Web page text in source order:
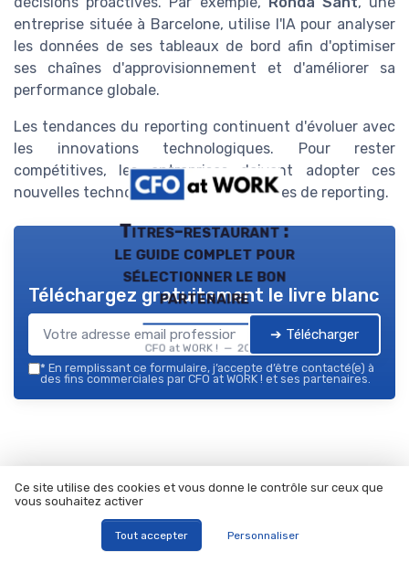
entreprise située à Barcelone, utilise l'IA pour analyser
les données de ses tableaux de bord afin d'optimiser
ses chaînes d'approvisionnement et d'améliorer sa
performance globale.
Les tendances du reporting continuent d'évoluer avec
les innovations technologiques. Pour rester
compétitives, les entreprises doivent adopter ces
nouvelles technologies et méthodologies de reporting.
Titres-restaurant :
le guide complet pour
sélectionner le bon
partenaire
CFO at WORK ! — 2026
Téléchargez gratuitement le livre blanc
➔ Télécharger
* En remplissant ce formulaire, j’accepte d’être contacté(e) à
des fins commerciales par CFO at WORK ! et ses partenaires.
Résumer ChatGPT Claude
Recevez les dernières actualités de
Ce site utilise des cookies et vous donne le contrôle sur ceux que
vous souhaitez activer
Tout accepter Personnaliser